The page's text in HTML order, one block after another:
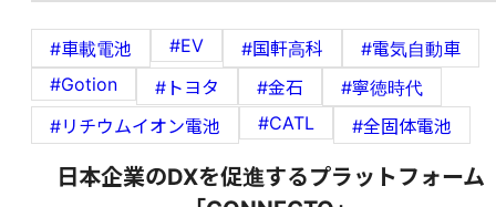
#車載電池 #EV #国軒高科
#電気自動車
#Gotion
#トヨタ #金石
#寧徳時代
#リチウムイオン電池
#CATL #全固体電池
日本企業のDXを促進するプラットフォーム